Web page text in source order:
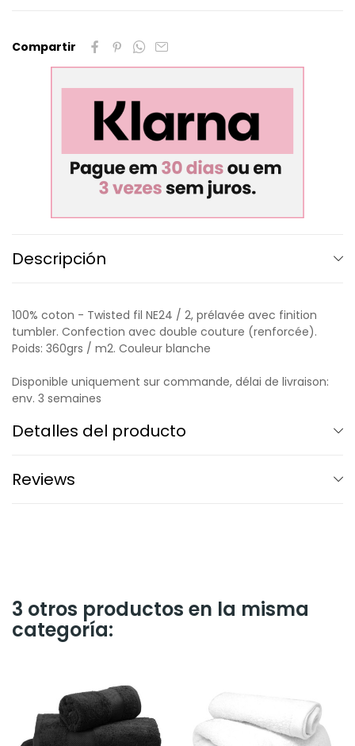
Compartir
Descripción
100% coton - Twisted fil NE24 / 2, prélavée avec finition
tumbler. Confection avec double couture (renforcée).
Poids: 360grs / m2. Couleur blanche
Disponible uniquement sur commande, délai de livraison:
env. 3 semaines
Detalles del producto
Reviews
3 otros productos en la misma
categoría: